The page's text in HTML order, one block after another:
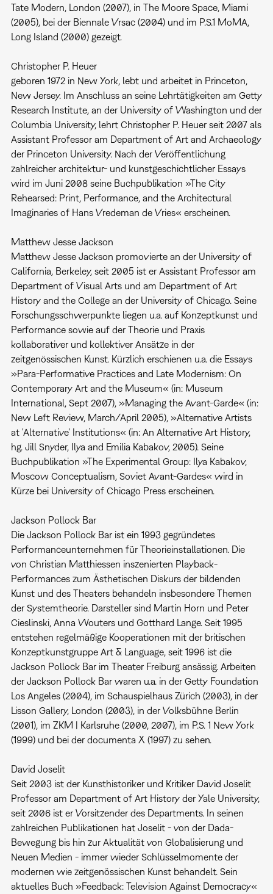
Tate Modern, London (2007), in The Moore Space, Miami
(2005), bei der Biennale Vrsac (2004) und im P.S.1 MoMA,
Long Island (2000) gezeigt.
Christopher P. Heuer
geboren 1972 in New York, lebt und arbeitet in Princeton,
New Jersey. Im Anschluss an seine Lehrtätigkeiten am Getty
Research Institute, an der University of Washington und der
Columbia University, lehrt Christopher P. Heuer seit 2007 als
Assistant Professor am Department of Art and Archaeology
der Princeton University. Nach der Veröffentlichung
zahlreicher architektur- und kunstgeschichtlicher Essays
wird im Juni 2008 seine Buchpublikation »The City
Rehearsed: Print, Performance, and the Architectural
Imaginaries of Hans Vredeman de Vries« erscheinen.
Matthew Jesse Jackson
Matthew Jesse Jackson promovierte an der University of
California, Berkeley, seit 2005 ist er Assistant Professor am
Department of Visual Arts und am Department of Art
History and the College an der University of Chicago. Seine
Forschungsschwerpunkte liegen u.a. auf Konzeptkunst und
Performance sowie auf der Theorie und Praxis
kollaborativer und kollektiver Ansätze in der
zeitgenössischen Kunst. Kürzlich erschienen u.a. die Essays
»Para-Performative Practices and Late Modernism: On
Contemporary Art and the Museum« (in: Museum
International, Sept 2007), »Managing the Avant-Garde« (in:
New Left Review, March/April 2005), »Alternative Artists
at 'Alternative' Institutions« (in: An Alternative Art History,
hg. Jill Snyder, Ilya and Emilia Kabakov, 2005). Seine
Buchpublikation »The Experimental Group: Ilya Kabakov,
Moscow Conceptualism, Soviet Avant-Gardes« wird in
Kürze bei University of Chicago Press erscheinen.
Jackson Pollock Bar
Die Jackson Pollock Bar ist ein 1993 gegründetes
Performanceunternehmen für Theorieinstallationen. Die
von Christian Matthiessen inszenierten Playback-
Performances zum Ästhetischen Diskurs der bildenden
Kunst und des Theaters behandeln insbesondere Themen
der Systemtheorie. Darsteller sind Martin Horn und Peter
Cieslinski, Anna Wouters und Gotthard Lange. Seit 1995
entstehen regelmäßige Kooperationen mit der britischen
Konzeptkunstgruppe Art & Language, seit 1996 ist die
Jackson Pollock Bar im Theater Freiburg ansässig. Arbeiten
der Jackson Pollock Bar waren u.a. in der Getty Foundation
Los Angeles (2004), im Schauspielhaus Zürich (2003), in der
Lisson Gallery, London (2003), in der Volksbühne Berlin
(2001), im ZKM | Karlsruhe (2000, 2007), im P.S. 1 New York
(1999) und bei der documenta X (1997) zu sehen.
David Joselit
Seit 2003 ist der Kunsthistoriker und Kritiker David Joselit
Professor am Department of Art History der Yale University,
seit 2006 ist er Vorsitzender des Departments. In seinen
zahlreichen Publikationen hat Joselit - von der Dada-
Bewegung bis hin zur Aktualität von Globalisierung und
Neuen Medien - immer wieder Schlüsselmomente der
modernen wie zeitgenössischen Kunst behandelt. Sein
aktuelles Buch »Feedback: Television Against Democracy«